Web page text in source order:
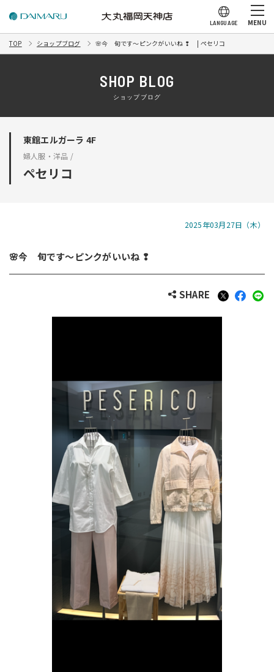
LANGUAGE MENU
TOP ショップブログ 🌸今 旬です～ピンクがいいね ❢ | ペセリコ
SHOP BLOG
ショップブログ
東館エルガーラ 4F
婦人服・洋品 /
ペセリコ
2025年03月27日（木）
🌸今 旬です～ピンクがいいね ❢
SHARE